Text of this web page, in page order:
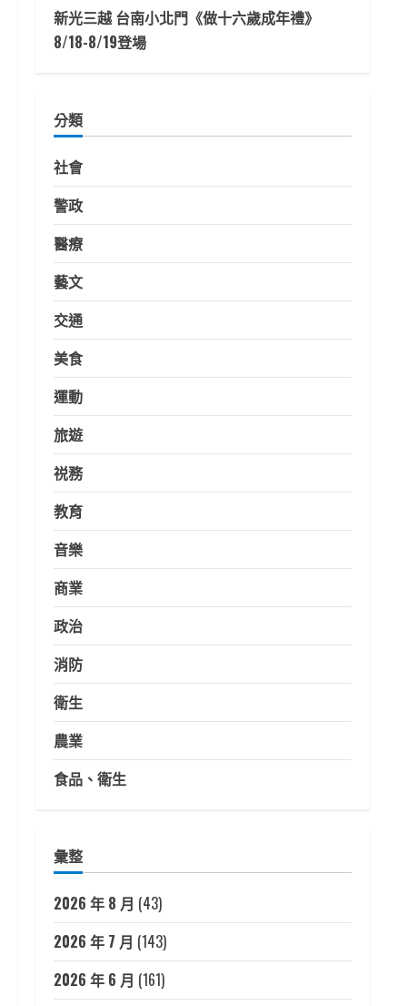
新光三越 台南小北門《做十六歲成年禮》
8/18-8/19登場
分類
社會
警政
醫療
藝文
交通
美食
運動
旅遊
祱務
教育
音樂
商業
政治
消防
衛生
農業
食品、衛生
彙整
2026 年 8 月 (43)
2026 年 7 月 (143)
2026 年 6 月 (161)